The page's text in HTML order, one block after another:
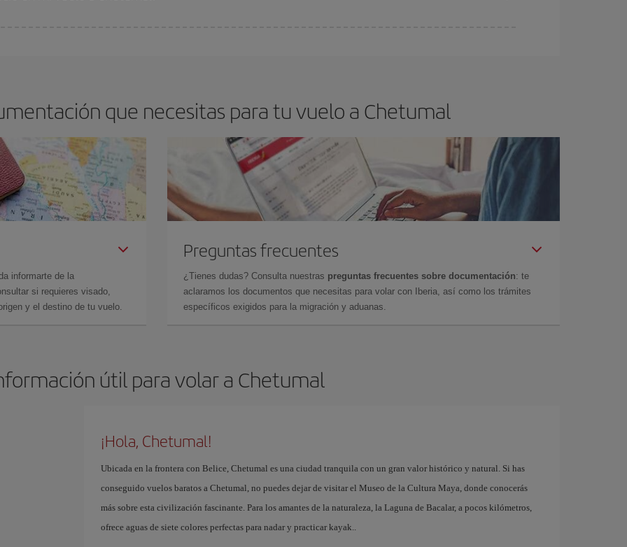
que necesitas para tu vuelo a Chetumal
informarte de la
si requieres visado,
y el destino de tu vuelo.
Preguntas frecuentes
¿Tienes dudas? Consulta nuestras preguntas frecuentes sobre documentación: te
aclaramos los documentos que necesitas para volar con Iberia, así como los trámites
específicos exigidos para la migración y aduanas.
útil para volar a Chetumal
¡Hola, Chetumal!
Ubicada en la frontera con Belice, Chetumal es una ciudad tranquila con un gran valor histórico y natural. Si has
conseguido vuelos baratos a Chetumal, no puedes dejar de visitar el Museo de la Cultura Maya, donde conocerás
más sobre esta civilización fascinante. Para los amantes de la naturaleza, la Laguna de Bacalar, a pocos kilómetros,
ofrece aguas de siete colores perfectas para nadar y practicar kayak..